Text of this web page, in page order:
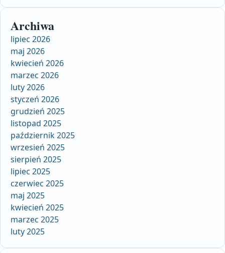
Archiwa
lipiec 2026
maj 2026
kwiecień 2026
marzec 2026
luty 2026
styczeń 2026
grudzień 2025
listopad 2025
październik 2025
wrzesień 2025
sierpień 2025
lipiec 2025
czerwiec 2025
maj 2025
kwiecień 2025
marzec 2025
luty 2025